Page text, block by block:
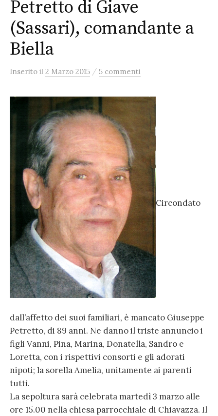
Petretto di Giave
(Sassari), comandante a
Biella
Inserito il 2 Marzo 2015 / 5 commenti
Circondato
dall’affetto dei suoi familiari, è mancato Giuseppe
Petretto, di 89 anni. Ne danno il triste annuncio i
figli Vanni, Pina, Marina, Donatella, Sandro e
Loretta, con i rispettivi consorti e gli adorati
nipoti; la sorella Amelia, unitamente ai parenti
tutti.
La sepoltura sarà celebrata martedì 3 marzo alle
ore 15.00 nella chiesa parrocchiale di Chiavazza. Il